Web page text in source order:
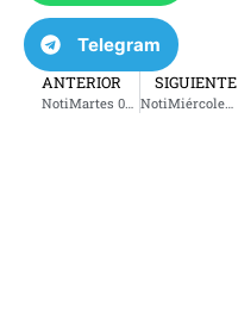
Telegram
ANTERIOR
NotiMartes 06 febrero 2024
SIGUIENTE
NotiMiércoles 07 febrero 2024